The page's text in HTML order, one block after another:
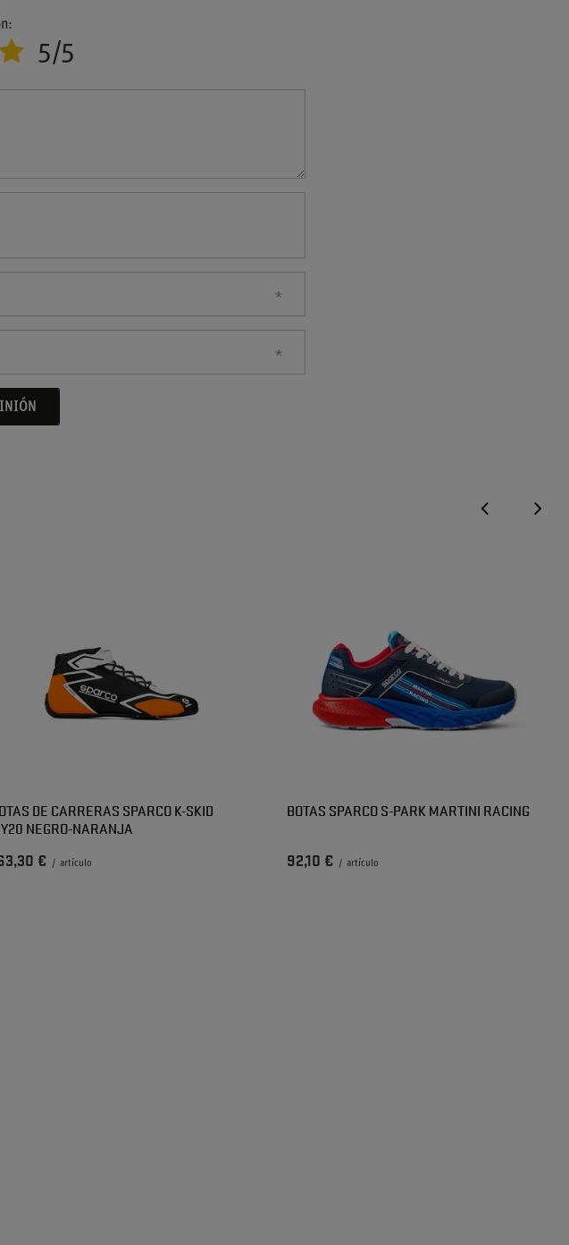
5/5
DE CARRERAS SPARCO K-SKID
NEGRO-NARANJA
€ / artículo
BOTAS SPARCO S-PARK MARTINI RACING
92,10 € / artículo